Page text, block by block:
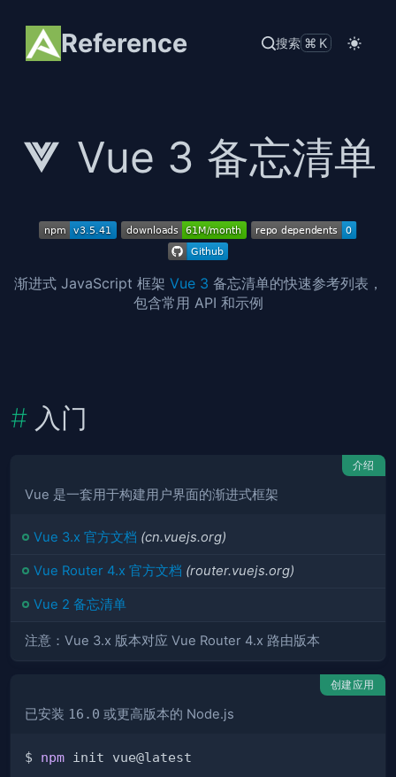
Reference 搜索 ⌘K
Vue 3 备忘清单
渐进式 JavaScript 框架 Vue 3 备忘清单的快速参考列表，
包含常用 API 和示例
入门
介绍
Vue 是一套用于构建用户界面的渐进式框架
Vue 3.x 官方文档 (cn.vuejs.org)
Vue Router 4.x 官方文档 (router.vuejs.org)
Vue 2 备忘清单
注意：Vue 3.x 版本对应 Vue Router 4.x 路由版本
创建应用
已安装 16.0 或更高版本的 Node.js
$ npm